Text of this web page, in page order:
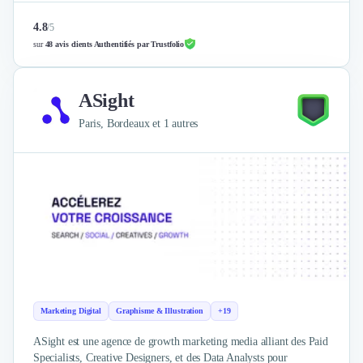
Nettoyage & Ménage
Clubs & Réseaux Professionnels
Espaces de Coworking
4.8/5
sur48 avis clients Authentifiés par Trustfolio
ASight
Paris, Bordeaux et 1 autres
Marketing Digital Graphisme & Illustration +19
ASight est une agence de growth marketing media alliant des Paid
Specialists, Creative Designers, et des Data Analysts pour